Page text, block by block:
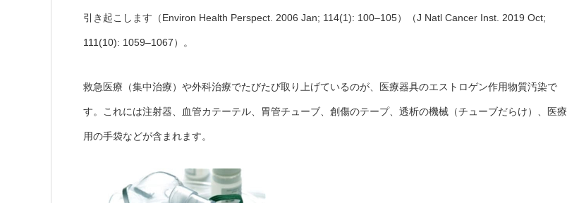
引き起こします（Environ Health Perspect. 2006 Jan; 114(1): 100–105）（J Natl Cancer Inst. 2019 Oct;
111(10): 1059–1067）。
救急医療（集中治療）や外科治療でたびたび取り上げているのが、医療器具のエストロゲン作用物質汚染で
す。これには注射器、血管カテーテル、胃管チューブ、創傷のテープ、透析の機械（チューブだらけ）、医療
用の手袋などが含まれます。